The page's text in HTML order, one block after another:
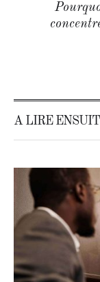
A LIRE